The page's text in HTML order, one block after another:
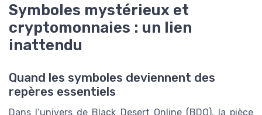
Symboles mystérieux et
cryptomonnaies : un lien
inattendu
Quand les symboles deviennent des
repères essentiels
Dans l’univers de Black Desert Online (BDO), la pièce